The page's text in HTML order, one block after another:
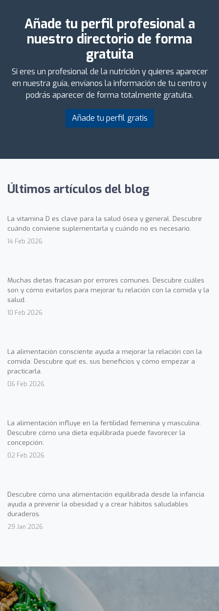
Añade tu perfil profesional a
nuestro directorio de forma
gratuita
Si eres un profesional de la nutrición y quieres aparecer
en nuestra guía, envíanos la información de tu centro y
podrás aparecer de forma totalmente gratuita.
Añade tu perfil gratis
Últimos artículos del blog
La vitamina D es clave para la salud ósea y general. Descubre
cuándo conviene suplementarla y cuándo no es necesario.
14 Feb 2026
Muchas dietas fracasan por errores comunes. Descubre cuáles
son y cómo evitarlos para mejorar tu relación con la comida y la
salud.
10 Feb 2026
La alimentación consciente ayuda a mejorar la relación con la
comida. Descubre qué es, sus beneficios y cómo empezar a
practicarla.
06 Feb 2026
La alimentación influye en la fertilidad femenina y masculina.
Descubre cómo una dieta equilibrada puede favorecer la
concepción.
02 Feb 2026
Descubre cómo una alimentación equilibrada desde la infancia
ayuda a prevenir la obesidad y a crear hábitos saludables
duraderos.
29 Jan 2026